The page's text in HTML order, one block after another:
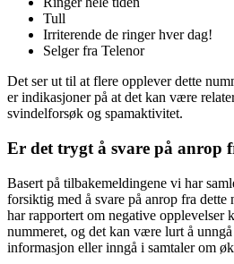
Tull
Irriterende de ringer hver dag!
Selger fra Telenor
Det ser ut til at flere opplever dette
er indikasjoner på at det kan være
svindelforsøk og spamaktivitet.
Er det trygt å svare på anrop
Basert på tilbakemeldingene vi har
forsiktig med å svare på anrop fra dette
har rapportert om negative opplevelser
nummeret, og det kan være lurt å
informasjon eller inngå i samtaler om